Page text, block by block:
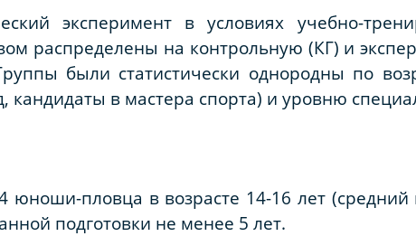
эксперимент в условиях учебно-
распределены на контрольную (КГ) и
были статистически однородны по
кандидаты в мастера спорта) и уровню
юноши-пловца в возрасте 14-16 лет (средний
подготовки не менее 5 лет.